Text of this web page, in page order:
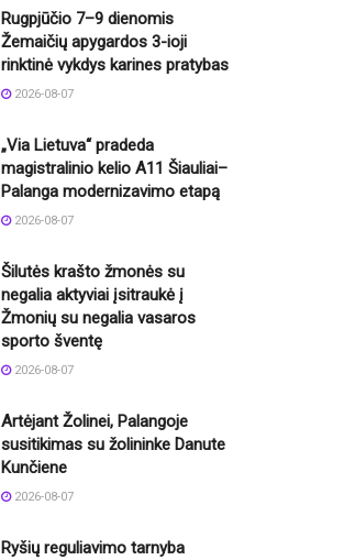
Rugpjūčio 7–9 dienomis
Žemaičių apygardos 3-ioji
rinktinė vykdys karines pratybas
2026-08-07
„Via Lietuva“ pradeda
magistralinio kelio A11 Šiauliai–
Palanga modernizavimo etapą
2026-08-07
Šilutės krašto žmonės su
negalia aktyviai įsitraukė į
Žmonių su negalia vasaros
sporto šventę
2026-08-07
Artėjant Žolinei, Palangoje
susitikimas su žolininke Danute
Kunčiene
2026-08-07
Ryšių reguliavimo tarnyba